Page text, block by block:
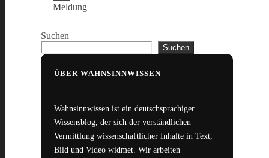
Meldung
Suchen
Suchen
ÜBER WAHNSINNWISSEN
Wahnsinnwissen ist ein deutschsprachiger
Wissensblog, der sich der verständlichen
Vermittlung wissenschaftlicher Inhalte in Text,
Bild und Video widmet. Wir arbeiten